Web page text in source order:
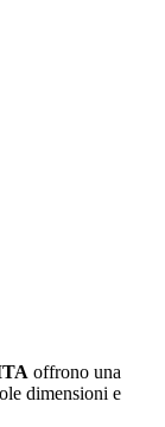
offrono una
dimensioni e